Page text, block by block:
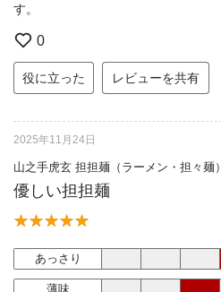
す。
0
役に立った レビューを共有
2025年11月24日
山之手虎玄 担担麺（ラーメン・担々麺）
優しい担担麺
あっさり
薄味